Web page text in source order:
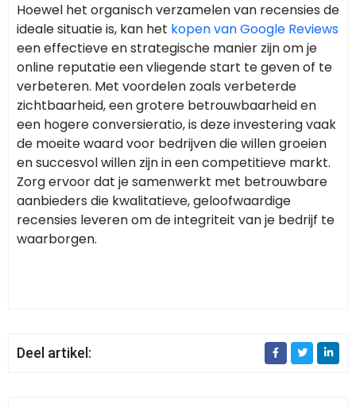
Hoewel het organisch verzamelen van recensies de
ideale situatie is, kan het kopen van Google Reviews
een effectieve en strategische manier zijn om je
online reputatie een vliegende start te geven of te
verbeteren. Met voordelen zoals verbeterde
zichtbaarheid, een grotere betrouwbaarheid en
een hogere conversieratio, is deze investering vaak
de moeite waard voor bedrijven die willen groeien
en succesvol willen zijn in een competitieve markt.
Zorg ervoor dat je samenwerkt met betrouwbare
aanbieders die kwalitatieve, geloofwaardige
recensies leveren om de integriteit van je bedrijf te
waarborgen.
Deel artikel: